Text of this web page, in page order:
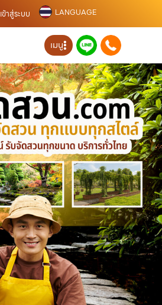
เข้าสู่ระบบ LANGUAGE
เมนู